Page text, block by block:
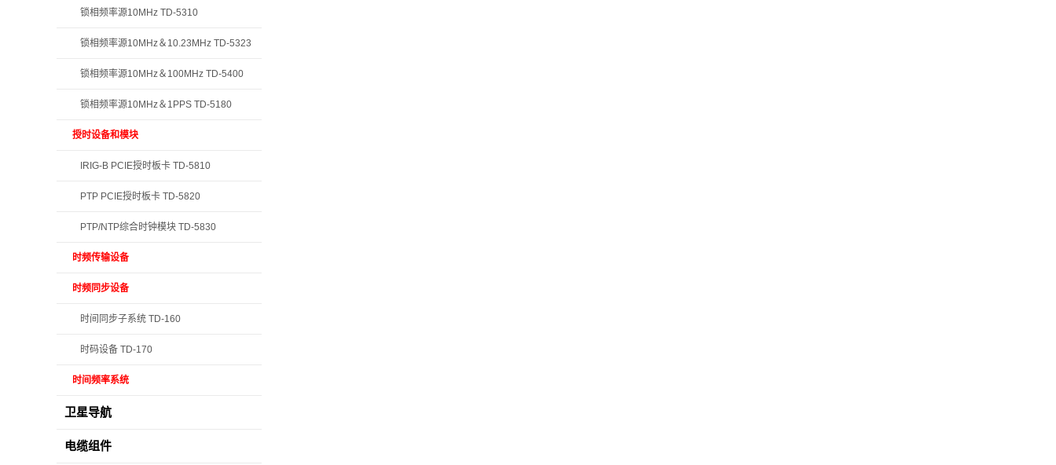
锁相频率源10MHz TD-5310
锁相频率源10MHz＆10.23MHz TD-5323
锁相频率源10MHz＆100MHz TD-5400
锁相频率源10MHz＆1PPS TD-5180
授时设备和模块
IRIG-B PCIE授时板卡 TD-5810
PTP PCIE授时板卡 TD-5820
PTP/NTP综合时钟模块 TD-5830
时频传输设备
时频同步设备
时间同步子系统 TD-160
时码设备 TD-170
时间频率系统
卫星导航
电缆组件